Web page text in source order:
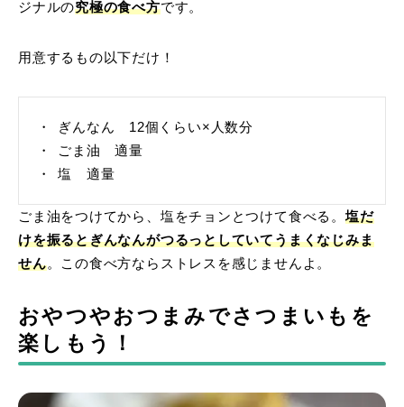
ジナルの究極の食べ方です。
用意するもの以下だけ！
ぎんなん 12個くらい×人数分
ごま油 適量
塩 適量
ごま油をつけてから、塩をチョンとつけて食べる。塩だ
けを振るとぎんなんがつるっとしていてうまくなじみま
せん。この食べ方ならストレスを感じませんよ。
おやつやおつまみでさつまいもを
楽しもう！